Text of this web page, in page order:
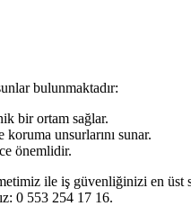
bulunmaktadır:
bir ortam sağlar.
unsurlarını sunar.
önemlidir.
ile iş güvenliğinizi en üst
0 553 254 17 16.